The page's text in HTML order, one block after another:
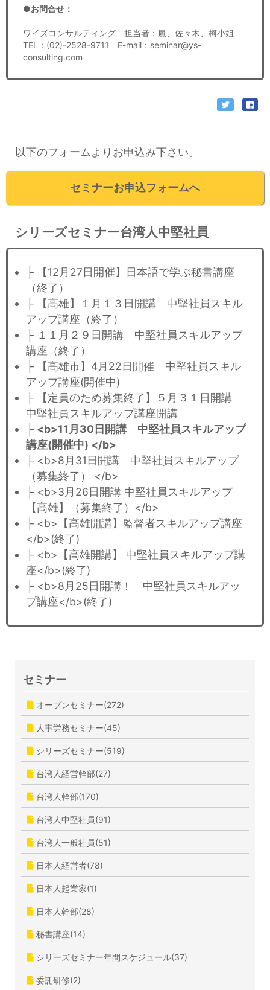
●お問合せ：
ワイズコンサルティング 担当者：嵐、佐々木、柯小姐
TEL：(02)-2528-9711 E-mail：seminar@ys-
consulting.com
以下のフォームよりお申込み下さい。
セミナーお申込フォームへ
シリーズセミナー台湾人中堅社員
├ 【12月27日開催】日本語で学ぶ秘書講座
（終了）
├ 【高雄】１月１３日開講 中堅社員スキル
アップ講座（終了）
├ １１月２９日開講 中堅社員スキルアップ
講座（終了）
├ 【高雄市】4月22日開催 中堅社員スキル
アップ講座(開催中)
├ 【定員のため募集終了】５月３１日開講
中堅社員スキルアップ講座開講
├ <b>11月30日開講 中堅社員スキルアップ
講座(開催中) </b>
├ <b>8月31日開講 中堅社員スキルアップ
（募集終了） </b>
├ <b>3月26日開講 中堅社員スキルアップ
【高雄】（募集終了）</b>
├ <b>【高雄開講】監督者スキルアップ講座
</b>(終了)
├ <b>【高雄開講】 中堅社員スキルアップ講
座</b>(終了)
├ <b>8月25日開講！ 中堅社員スキルアッ
プ講座</b>(終了)
セミナー
オープンセミナー(272)
人事労務セミナー(45)
シリーズセミナー(519)
台湾人経営幹部(27)
台湾人幹部(170)
台湾人中堅社員(91)
台湾人一般社員(51)
日本人経営者(78)
日本人起業家(1)
日本人幹部(28)
秘書講座(14)
シリーズセミナー年間スケジュール(37)
委託研修(2)